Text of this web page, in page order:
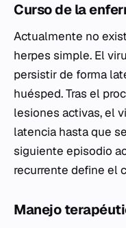
Curso de la
Actualmente no
herpes simple. El
persistir de forma
huésped. Tras el
lesiones activas, el
latencia hasta que
siguiente episodio
recurrente define el
Manejo